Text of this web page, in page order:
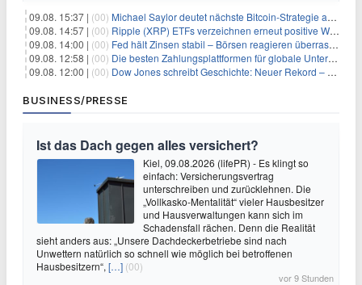
09.08. 15:37 | (00) Michael Saylor deutet nächste Bitcoin-Strategie an: Analysten erwarten weiteren Verkauf
09.08. 14:57 | (00) Ripple (XRP) ETFs verzeichnen erneut positive Woche, doch neue Bedenken tauchen auf
09.08. 14:00 | (00) Fed hält Zinsen stabil – Börsen reagieren überraschend volatil
09.08. 12:58 | (00) Die besten Zahlungsplattformen für globale Unternehmen im Jahr 2026
09.08. 12:00 | (00) Dow Jones schreibt Geschichte: Neuer Rekord – und Amazon knackt die nächste Billionen-Marke
BUSINESS/PRESSE
Ist das Dach gegen alles versichert?
Kiel, 09.08.2026 (lifePR) - Es klingt so
einfach: Versicherungsvertrag
unterschreiben und zurücklehnen. Die
„Vollkasko-Mentalität“ vieler Hausbesitzer
und Hausverwaltungen kann sich im
Schadensfall rächen. Denn die Realität
sieht anders aus: „Unsere Dachdeckerbetriebe sind nach
Unwettern natürlich so schnell wie möglich bei betroffenen
Hausbesitzern“, […] (00)
vor 9 Stunden